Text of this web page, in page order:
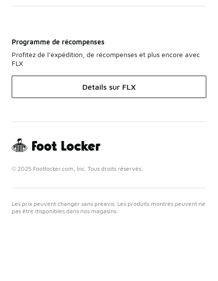
Programme de récompenses
Profitez de l’expédition, de récompenses et plus encore avec
FLX
Détails sur FLX
© 2025 Footlocker.com, Inc. Tous droits réservés.
Les prix peuvent changer sans préavis. Les produits montrés peuvent ne
pas être disponibles dans nos magasins.